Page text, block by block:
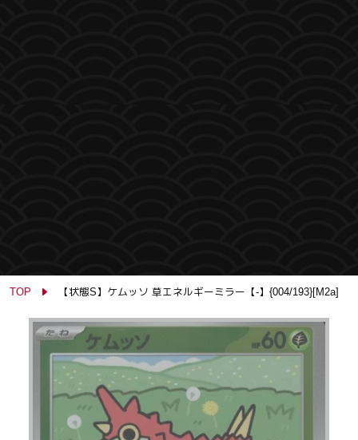
TOP 【状態S】ケムッソ 草エネルギーミラー【-】{004/193}[M2a]